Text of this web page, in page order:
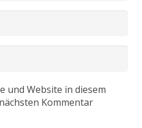
und Website in diesem
Kommentar